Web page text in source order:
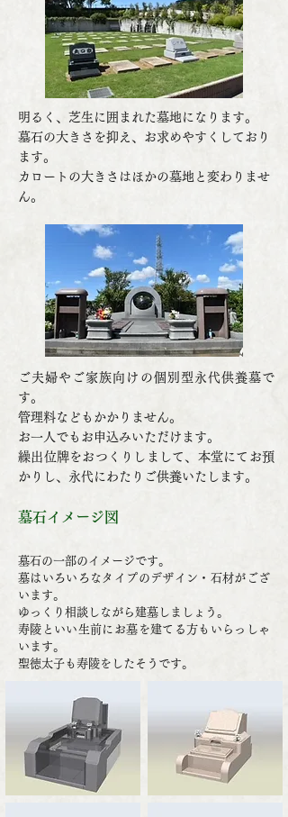
明るく、芝生に囲まれた墓地になります。
墓石の大きさを抑え、お求めやすくしており
ます。
カロートの大きさはほかの墓地と変わりませ
ん。
ご夫婦やご家族向けの個別型永代供養墓で
す。
管理料などもかかりません。
お一人でもお申込みいただけます。
繰出位牌をおつくりしまして、本堂にてお預
かりし、永代にわたりご供養いたします。
墓石イメージ図
墓石の一部のイメージです。
墓はいろいろなタイプのデザイン・石材がござ
います。
ゆっくり相談しながら建墓しましょう。
寿陵といい生前にお墓を建てる方もいらっしゃ
います。
聖徳太子も寿陵をしたそうです。